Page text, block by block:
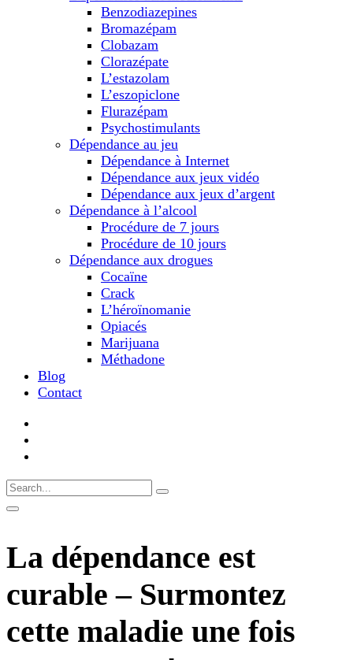
Benzodiazepines
Bromazépam
Clobazam
Clorazépate
L’estazolam
L’eszopiclone
Flurazépam
Psychostimulants
Dépendance au jeu
Dépendance à Internet
Dépendance aux jeux vidéo
Dépendance aux jeux d’argent
Dépendance à l’alcool
Procédure de 7 jours
Procédure de 10 jours
Dépendance aux drogues
Cocaïne
Crack
L’héroïnomanie
Opiacés
Marijuana
Méthadone
Blog
Contact
La dépendance est
curable – Surmontez
cette maladie une fois